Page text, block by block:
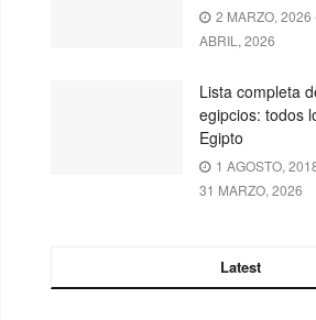
2 MARZO, 2026
ABRIL, 2026
Lista completa
egipcios: todos
Egipto
1 AGOSTO,
31 MARZO, 2026
Latest